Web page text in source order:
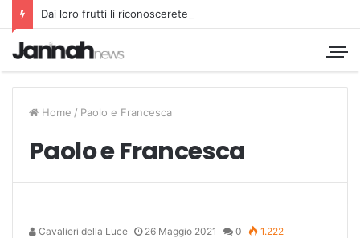
Dai loro frutti li riconoscerete
Home / Paolo e Francesca
Paolo e Francesca
Cavalieri della Luce 26 Maggio 2021 0 1.222